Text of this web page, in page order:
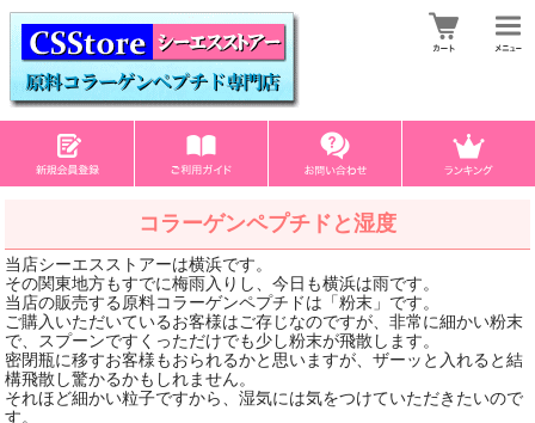
コラーゲンペプチドと湿度
当店シーエスストアーは横浜です。
その関東地方もすでに梅雨入りし、今日も横浜は雨です。
当店の販売する原料コラーゲンペプチドは「粉末」です。
ご購入いただいているお客様はご存じなのですが、非常に細かい粉末
で、スプーンですくっただけでも少し粉末が飛散します。
密閉瓶に移すお客様もおられるかと思いますが、ザーッと入れると結
構飛散し驚かるかもしれません。
それほど細かい粒子ですから、湿気には気をつけていただきたいので
す。